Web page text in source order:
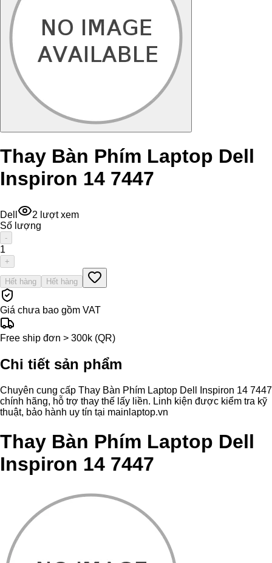
Thay Bàn Phím Laptop Dell
Inspiron 14 7447
Dell 2 lượt xem
Số lượng
-
1
+
Hết hàng Hết hàng
Giá chưa bao gồm VAT
Free ship đơn > 300k (QR)
Chi tiết sản phẩm
Chuyên cung cấp Thay Bàn Phím Laptop Dell Inspiron 14 7447
chính hãng, hỗ trợ thay thế lấy liền. Linh kiện được kiểm tra kỹ
thuật, bảo hành uy tín tại mainlaptop.vn
Thay Bàn Phím Laptop Dell
Inspiron 14 7447